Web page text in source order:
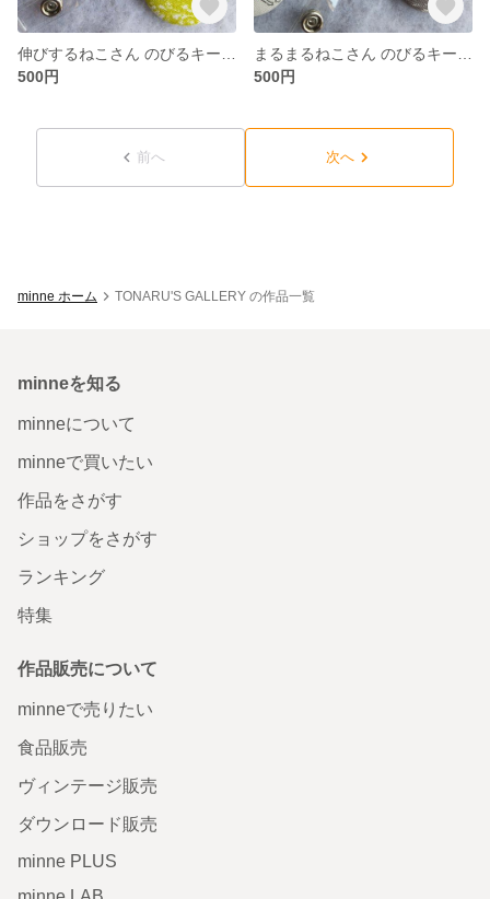
500円
500円
前へ 次へ
minne ホーム TONARU'S GALLERY の作品一覧
minneを知る
minneについて
minneで買いたい
作品をさがす
ショップをさがす
ランキング
特集
作品販売について
minneで売りたい
食品販売
ヴィンテージ販売
ダウンロード販売
minne PLUS